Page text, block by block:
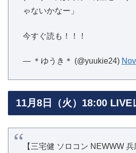
ゃないかなー」
今すぐ読も！！！
— ＊ゆうき＊ (@yuukie24)
11月8日（火）18:00 LIVE
【三宅健 ソロコン NEWWW 兵